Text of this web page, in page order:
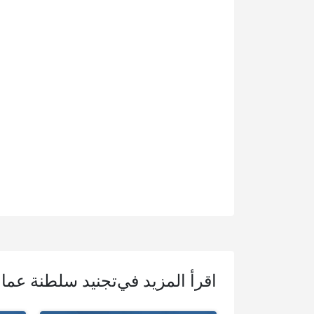
اقرأ المزيد فيتجنيد سلطنة